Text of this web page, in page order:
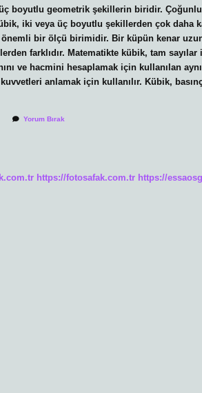
boyutlu geometrik şekillerin biridir.
iki veya üç boyutlu şekillerden çok daha
bir ölçü birimidir. Bir küpün kenar
farklıdır. Matematikte kübik, tam
ve hacmini hesaplamak için kullanılan
anlamak için kullanılır. Kübik,
Yorum Bırak
https://fotosafak.com.tr https://